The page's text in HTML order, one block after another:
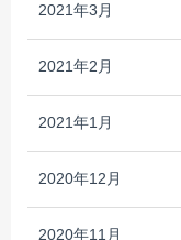
2021年3月
2021年2月
2021年1月
2020年12月
2020年11月